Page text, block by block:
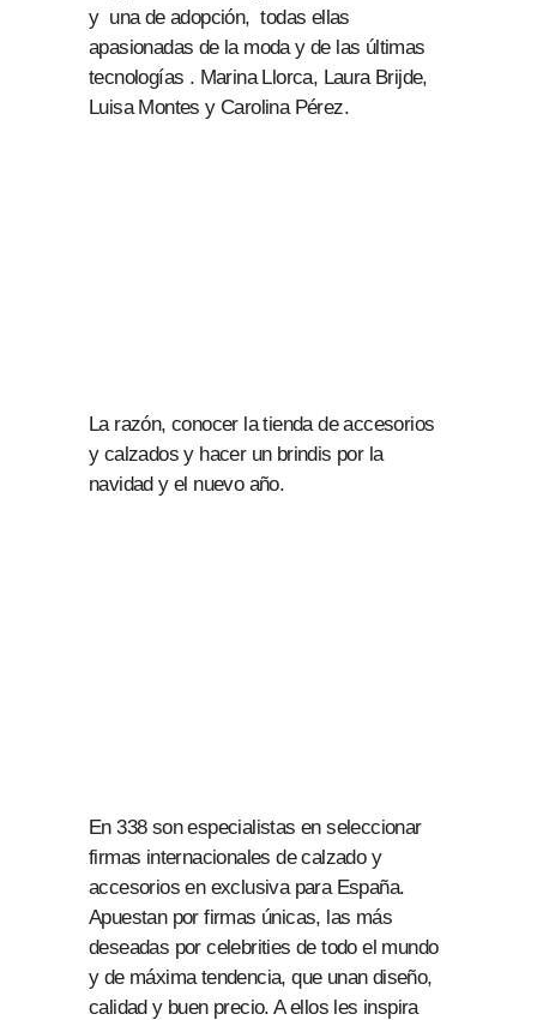
y una de adopción, todas ellas
apasionadas de la moda y de las últimas
tecnologías . Marina Llorca, Laura Brijde,
Luisa Montes y Carolina Pérez.
La razón, conocer la tienda de accesorios
y calzados y hacer un brindis por la
navidad y el nuevo año.
En 338 son especialistas en seleccionar
firmas internacionales de calzado y
accesorios en exclusiva para España.
Apuestan por firmas únicas, las más
deseadas por celebrities de todo el mundo
y de máxima tendencia, que unan diseño,
calidad y buen precio. A ellos les inspira